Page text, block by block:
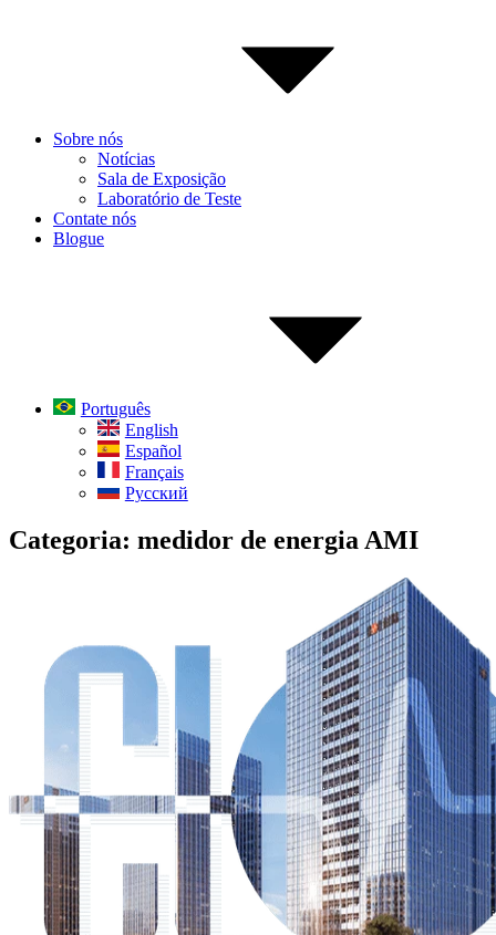
Sobre nós
Notícias
Sala de Exposição
Laboratório de Teste
Contate nós
Blogue
Português
English
Español
Français
Русский
Categoria: medidor de energia AMI